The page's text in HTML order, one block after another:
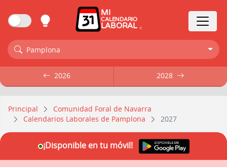
MI
CALENDARIO
LABORAL
Pamplona
Principal
Comunidad Foral de Navarra
Calendarios Laborales de Pamplona
2027
2026 2028
2026 2028
¡Disponible en tu móvil!